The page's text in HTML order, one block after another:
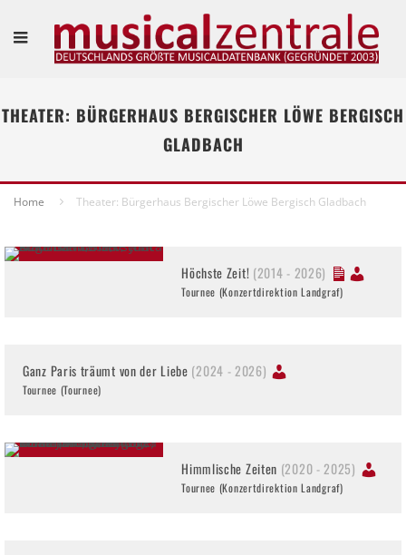
THEATER: BÜRGERHAUS BERGISCHER LÖWE BERGISCH
GLADBACH
Home Theater: Bürgerhaus Bergischer Löwe Bergisch Gladbach
Höchste Zeit! (2014 - 2026)
Tournee (Konzertdirektion Landgraf)
Ganz Paris träumt von der Liebe (2024 - 2026)
Tournee (Tournee)
Himmlische Zeiten (2020 - 2025)
Tournee (Konzertdirektion Landgraf)